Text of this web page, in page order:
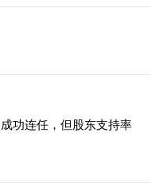
功连任，但股东支持率